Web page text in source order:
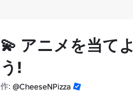
💫 アニメを当てよ
う!
作: @CheeseNPizza